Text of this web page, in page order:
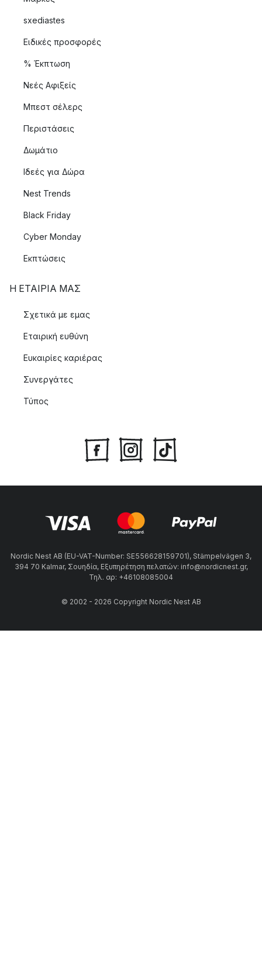
sxediastes
Ειδικές προσφορές
% Έκπτωση
Νεές Αφιξείς
Μπεστ σέλερς
Περιστάσεις
Δωμάτιο
Ιδεές για Δώρα
Nest Trends
Black Friday
Cyber Monday
Εκπτώσεις
Η ΕΤΑΊΡΙΑ ΜΑΣ
Σχετικά με εμας
Εταιρική ευθύνη
Ευκαιρίες καριέρας
Συνεργάτες
Τύπος
Nordic Nest AB (EU-VAT-Number: SE556628159701), Stämpelvägen 3,
394 70 Kalmar, Σουηδία, Εξυπηρέτηση πελατών: info@nordicnest.gr,
Τηλ. αρ: +46108085004
© 2002 - 2026 Copyright Nordic Nest AB